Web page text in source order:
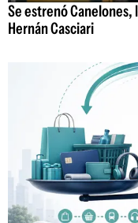
Se estrenó Canelones,
Hernán Casciari